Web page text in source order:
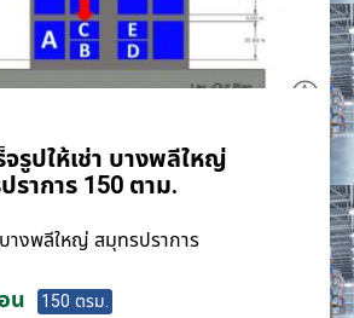
จรูปให้เช่า บางพลีใหญ่
าการ 150 ตาม.
างพลีใหญ่ สมุทรปราการ
น 150 ตรม.